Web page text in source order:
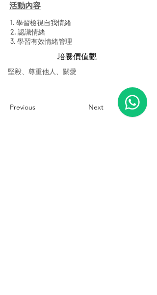
活動內容
1. 學習檢視自我情緒
2. 認識情緒
3. 學習有效情緒管理
​培養價值觀
堅毅、尊重他人、關愛
Previous Next